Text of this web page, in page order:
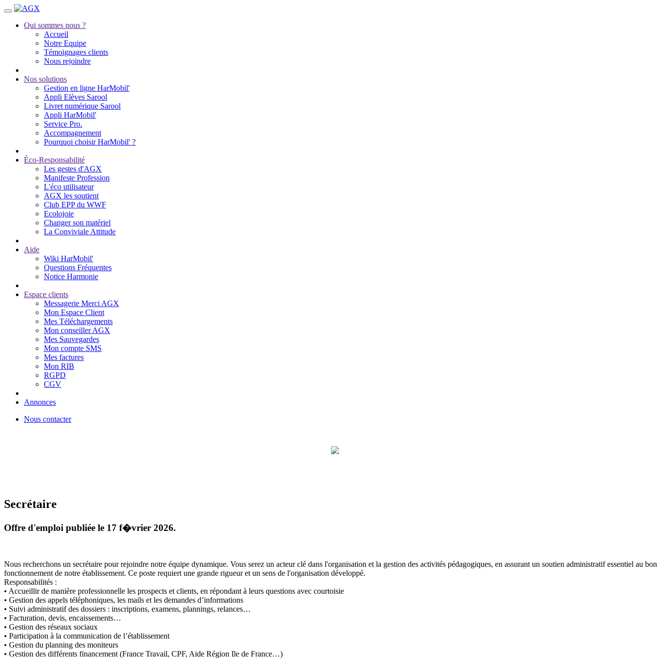
Qui sommes nous ?
Accueil
Notre Equipe
Témoignages clients
Nous rejoindre
Nos solutions
Gestion en ligne HarMobil'
Appli Elèves Sarool
Livret numérique Sarool
Appli HarMobil'
Service Pro.
Accompagnement
Pourquoi choisir HarMobil' ?
Éco-Responsabilité
Les gestes d'AGX
Manifeste Profession
L'éco utilisateur
AGX les soutient
Club EPP du WWF
Ecolojoie
Changer son matériel
La Conviviale Attitude
Aide
Wiki HarMobil'
Questions Fréquentes
Notice Harmonie
Espace clients
Messagerie Merci AGX
Mon Espace Client
Mes Téléchargements
Mon conseiller AGX
Mes Sauvegardes
Mon compte SMS
Mes factures
Mon RIB
RGPD
CGV
Annonces
Nous contacter
Secrétaire
Offre d'emploi publiée le 17 f�vrier 2026.
Nous recherchons un secrétaire pour rejoindre notre équipe dynamique. Vous serez un acteur clé dans l'organisation et la gestion des activités pédagogiques, en assurant un soutien administratif essentiel au bon
fonctionnement de notre établissement. Ce poste requiert une grande rigueur et un sens de l'organisation développé.
Responsabilités :
• Accueillir de manière professionnelle les prospects et clients, en répondant à leurs questions avec courtoisie
• Gestion des appels téléphoniques, les mails et les demandes d’informations
• Suivi administratif des dossiers : inscriptions, examens, plannings, relances…
• Facturation, devis, encaissements…
• Gestion des réseaux sociaux
• Participation à la communication de l’établissement
• Gestion du planning des moniteurs
• Gestion des différents financement (France Travail, CPF, Aide Région Ile de France…)